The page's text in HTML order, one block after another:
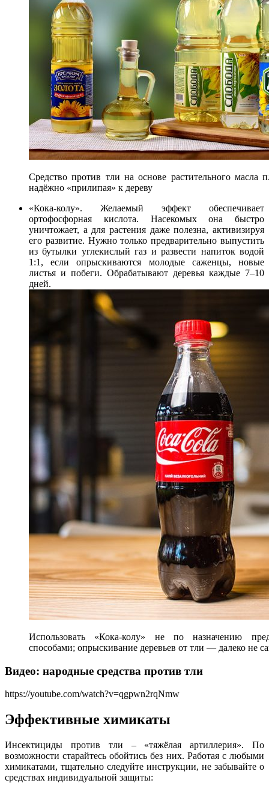
Средство против тли на основе растительного масла
надёжно «прилипая» к дереву
«Кока-колу». Желаемый эффект обеспечивает
ортофосфорная кислота. Насекомых она быстро
уничтожает, а для растения даже полезна, активизируя
его развитие. Нужно только предварительно выпустить
из бутылки углекислый газ и развести напиток водой
1:1, если опрыскиваются молодые саженцы, новые
листья и побеги. Обрабатывают деревья каждые 7–10
дней.
Использовать «Кока-колу» не по назначению
способами; опрыскивание деревьев от тли — далеко не
Видео: народные средства против тли
https://youtube.com/watch?v=qgpwn2rqNmw
Эффективные химикаты
Инсектициды против тли – «тяжёлая артиллерия». По
возможности старайтесь обойтись без них. Работая с любыми
химикатами, тщательно следуйте инструкции, не забывайте о
средствах индивидуальной защиты: